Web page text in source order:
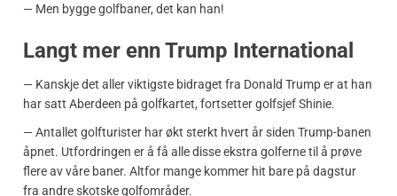
— Men bygge golfbaner, det kan han!
Langt mer enn Trump International
— Kanskje det aller viktigste bidraget fra Donald Trump er at han
har satt Aberdeen på golfkartet, fortsetter golfsjef Shinie.
— Antallet golfturister har økt sterkt hvert år siden Trump-banen
åpnet. Utfordringen er å få alle disse ekstra golferne til å prøve
flere av våre baner. Altfor mange kommer hit bare på dagstur
fra andre skotske golfområder.